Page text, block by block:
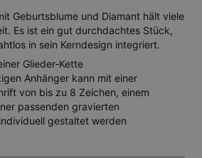
Geburtsblume und Diamant hält viele
Es ist ein gut durchdachtes Stück,
in sein Kerndesign integriert.
Glieder-Kette
Anhänger kann mit einer
von bis zu 8 Zeichen, einem
passenden gravierten
gestaltet werden